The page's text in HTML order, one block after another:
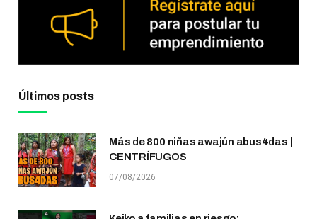
Últimos posts
Más de 800 niñas awajún abus4das |
CENTRÍFUGOS
07/08/2026